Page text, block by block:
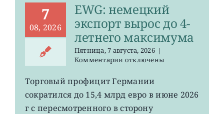
7
08, 2026
EWG: немецкий
экспорт вырос до 4-
летнего максимума
Пятница, 7 августа, 2026 |
Комментариик
EWG:
немецкий
экспорт
вырос
отключены
Торговый профицит Германии
сократился до 15,4 млрд евро в июне 2026
г с пересмотренного в сторону